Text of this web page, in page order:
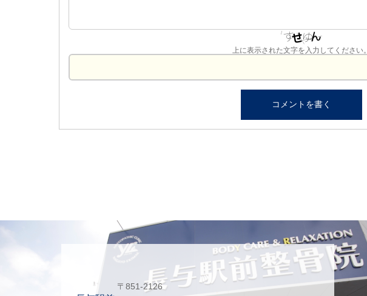
上に表示された文字を入力してください。
〒851-2126